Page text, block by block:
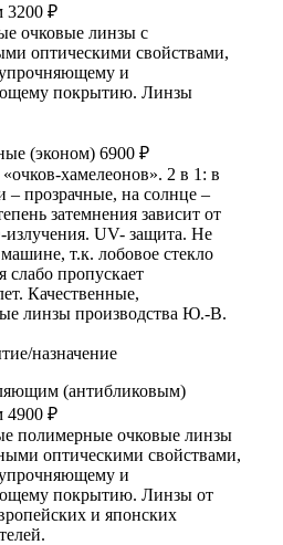
3200 ₽
очковые линзы с
оптическими свойствами,
упрочняющему и
покрытию. Линзы
(эконом) 6900 ₽
хамелеонов». 2 в 1: в
– прозрачные, на солнце –
затемнения зависит от
UV- защита. Не
т.к. лобовое стекло
слабо пропускает
Качественные,
линзы производства Ю.-В.
назначение
(антибликовым)
4900 ₽
полимерные очковые линзы
оптическими свойствами,
упрочняющему и
покрытию. Линзы от
и японских